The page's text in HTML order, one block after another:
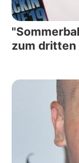
zum dritten